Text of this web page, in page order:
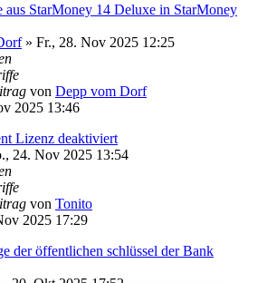
aus StarMoney 14 Deluxe in StarMoney
» Fr., 28. Nov 2025 12:25
von Depp vom Dorf
2025 13:46
Lizenz deaktiviert
24. Nov 2025 13:54
von Tonito
2025 17:29
der öffentlichen schlüssel der Bank